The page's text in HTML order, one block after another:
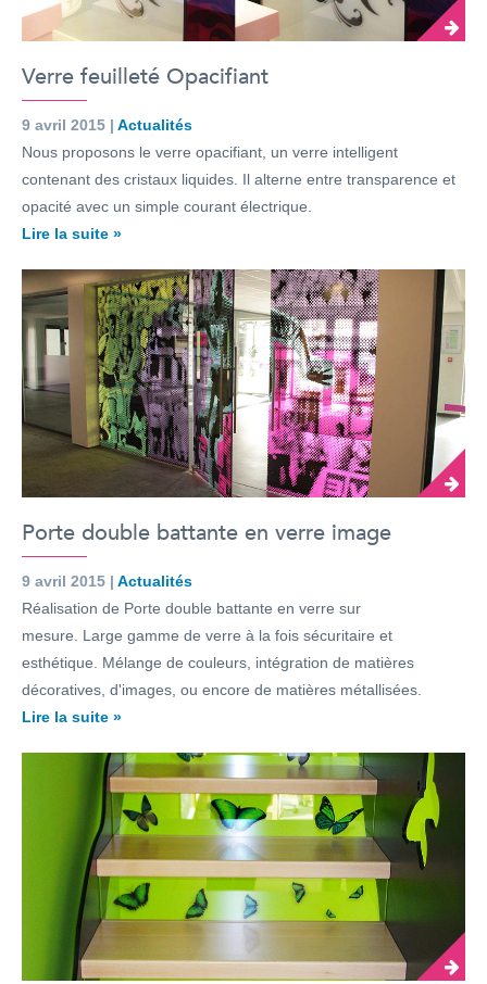
Verre feuilleté Opacifiant
9 avril 2015 | Actualités
Nous proposons le verre opacifiant, un verre intelligent
contenant des cristaux liquides. Il alterne entre transparence et
opacité avec un simple courant électrique.
Lire la suite »
Porte double battante en verre image
9 avril 2015 | Actualités
Réalisation de Porte double battante en verre sur
mesure. Large gamme de verre à la fois sécuritaire et
esthétique. Mélange de couleurs, intégration de matières
décoratives, d'images, ou encore de matières métallisées.
Lire la suite »